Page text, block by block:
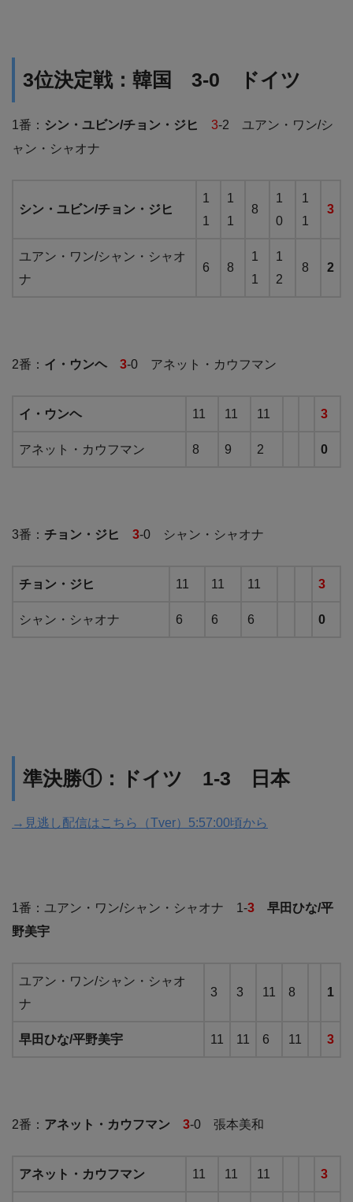
3位決定戦：韓国 3-0 ドイツ
1番： シン・ユビン/チョン・ジヒ 3-2 ユアン・ワン/シ
ャン・シャオナ
シン・ユビン/チョン・ジヒ
1
1
1
1
8
1
0
1
1
3
ユアン・ワン/シャン・シャオ
ナ
6 8
1
1
1
2
8 2
2番： イ・ウンヘ 3-0 アネット・カウフマン
イ・ウンヘ 11 11 11 3
アネット・カウフマン 8 9 2 0
3番： チョン・ジヒ 3-0 シャン・シャオナ
チョン・ジヒ 11 11 11 3
シャン・シャオナ 6 6 6 0
準決勝①：ドイツ 1-3 日本
→見逃し配信はこちら（Tver）5:57:00頃から
1番：ユアン・ワン/シャン・シャオナ 1-3
早田ひな/平
野美宇
ユアン・ワン/シャン・シャオ
ナ
3 3 11 8 1
早田ひな/平野美宇 11 11 6 11 3
2番： アネット・カウフマン 3-0 張本美和
アネット・カウフマン 11 11 11 3